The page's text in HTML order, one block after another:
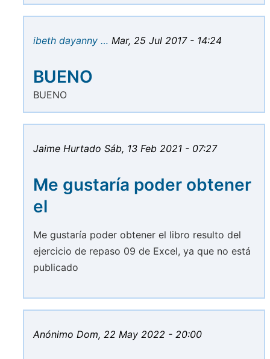
ibeth dayanny … Mar, 25 Jul 2017 - 14:24
BUENO
BUENO
Jaime Hurtado Sáb, 13 Feb 2021 - 07:27
Me gustaría poder obtener
el
Me gustaría poder obtener el libro resulto del
ejercicio de repaso 09 de Excel, ya que no está
publicado
Anónimo Dom, 22 May 2022 - 20:00